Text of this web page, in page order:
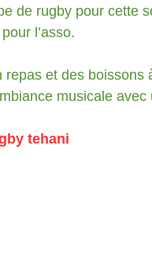
de rugby pour cette
l’asso.
repas et des
musicale
tehani